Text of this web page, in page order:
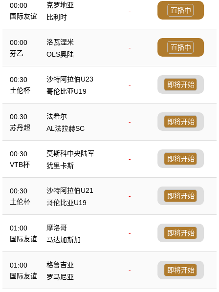
00:00
国际友谊
克罗地亚
-
比利时
直播中
00:00
芬乙
洛瓦涅米
-
OLS奥陆
直播中
00:30
土伦杯
沙特阿拉伯U23
-
哥伦比亚U19
即将开始
00:30
苏丹超
法希尔
-
AL法拉赫SC
即将开始
00:30
VTB杯
莫斯科中央陆军
-
犹里卡斯
即将开始
00:30
土伦杯
沙特阿拉伯U21
-
哥伦比亚U19
即将开始
01:00
国际友谊
摩洛哥
-
马达加斯加
即将开始
01:00
国际友谊
格鲁吉亚
-
罗马尼亚
即将开始